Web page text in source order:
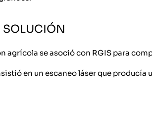
SOLUCIÓN
agrícola se asoció con RGIS para
en un escaneo láser que